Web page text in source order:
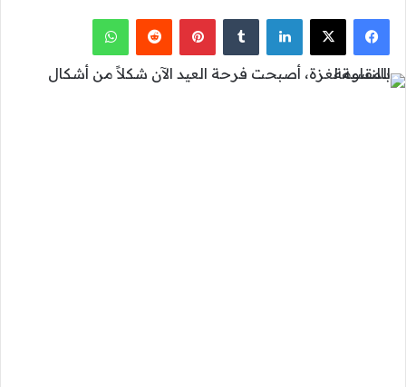
فيسبوك
‫X لينكدإن بينتيريست واتساب